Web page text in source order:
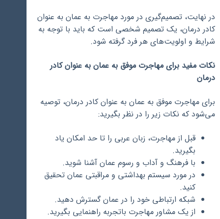
در نهایت، تصمیم‌گیری در مورد مهاجرت به عمان به عنوان
کادر درمان، یک تصمیم شخصی است که باید با توجه به
شرایط و اولویت‌های هر فرد گرفته شود.
نکات مفید برای مهاجرت موفق به عمان به عنوان کادر
درمان
برای مهاجرت موفق به عمان به عنوان کادر درمان، توصیه
می‌شود که نکات زیر را در نظر بگیرید:
قبل از مهاجرت، زبان عربی را تا حد امکان یاد
بگیرید.
با فرهنگ و آداب و رسوم عمان آشنا شوید.
در مورد سیستم بهداشتی و مراقبتی عمان تحقیق
کنید.
شبکه ارتباطی خود را در عمان گسترش دهید.
از یک مشاور مهاجرت باتجربه راهنمایی بگیرید.